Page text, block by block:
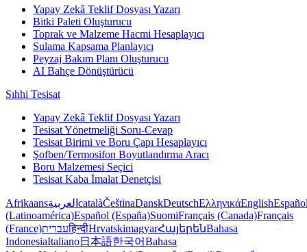
Yapay Zekâ Teklif Dosyası Yazarı
Bitki Paleti Oluşturucu
Toprak ve Malzeme Hacmi Hesaplayıcı
Sulama Kapsama Planlayıcı
Peyzaj Bakım Planı Oluşturucu
AI Bahçe Dönüştürücü
Sıhhi Tesisat
Yapay Zekâ Teklif Dosyası Yazarı
Tesisat Yönetmeliği Soru-Cevap
Tesisat Birimi ve Boru Çapı Hesaplayıcı
Şofben/Termosifon Boyutlandırma Aracı
Boru Malzemesi Seçici
Tesisat Kaba İmalat Denetçisi
Afrikaansالعربية catalàČeštinaDanskDeutschΕλληνικάEnglish
(Latinoamérica)Español (España)SuomiFrançais (Canada)Français
(France)עבריתहिन्दीHrvatskimagyarՀայերենBahasa
IndonesiaItaliano日本語한국어Bahasa